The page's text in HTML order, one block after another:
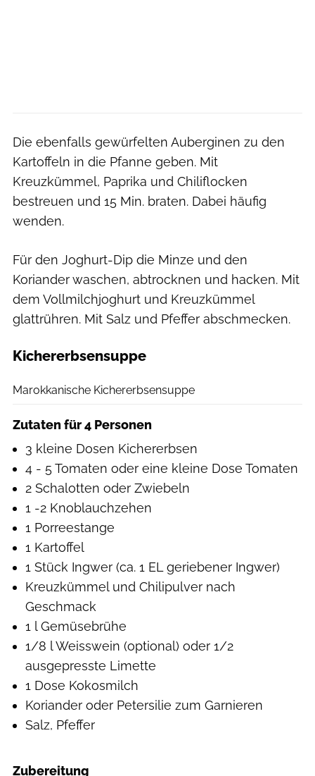
Die ebenfalls gewürfelten Auberginen zu den
Kartoffeln in die Pfanne geben. Mit
Kreuzkümmel, Paprika und Chiliflocken
bestreuen und 15 Min. braten. Dabei häufig
wenden.
Für den Joghurt-Dip die Minze und den
Koriander waschen, abtrocknen und hacken. Mit
dem Vollmilchjoghurt und Kreuzkümmel
glattrühren. Mit Salz und Pfeffer abschmecken.
Kichererbsensuppe
Marokkanische Kichererbsensuppe
Zutaten für 4 Personen
3 kleine Dosen Kichererbsen
4 - 5 Tomaten oder eine kleine Dose Tomaten
2 Schalotten oder Zwiebeln
1 -2 Knoblauchzehen
1 Porreestange
1 Kartoffel
1 Stück Ingwer (ca. 1 EL geriebener Ingwer)
Kreuzkümmel und Chilipulver nach
Geschmack
1 l Gemüsebrühe
1/8 l Weisswein (optional) oder 1/2
ausgepresste Limette
1 Dose Kokosmilch
Koriander oder Petersilie zum Garnieren
Salz, Pfeffer
Zubereitung